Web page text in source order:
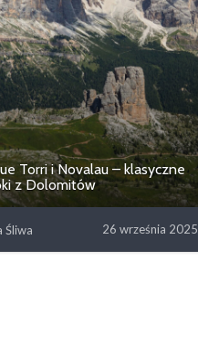
Torri i Novalau – klasyczne
z Dolomitów
Śliwa 26 września 2025